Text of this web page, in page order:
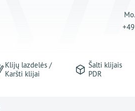
Klijų lazdelės /
Karšti klijai
Šalti klijais
PDR